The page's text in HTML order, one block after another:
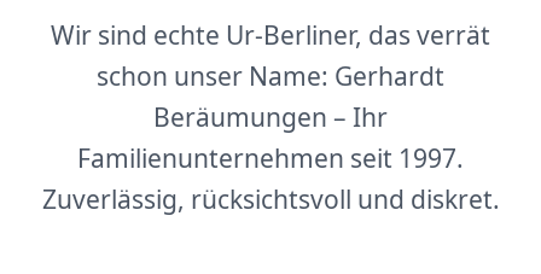
Wir sind echte Ur-Berliner, das verrät
schon unser Name: Gerhardt
Beräumungen – Ihr
Familienunternehmen seit 1997.
Zuverlässig, rücksichtsvoll und diskret.